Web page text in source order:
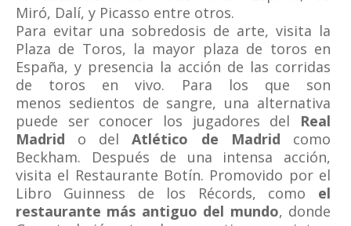
Miró, Dalí, y Picasso entre otros.
Para evitar una sobredosis de arte, visita la
Plaza de Toros, la mayor plaza de toros en
España, y presencia la acción de las corridas
de toros en vivo. Para los que son
menos sedientos de sangre, una alternativa
puede ser conocer los jugadores del Real
Madrid o delAtlético de Madrid como
Beckham. Después de una intensa acción,
visita el Restaurante Botín. Promovido por el
Libro Guinness de los Récords, como el
restaurante más antiguo del mundo, donde